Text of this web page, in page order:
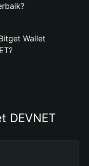
Wallet
DEVNET